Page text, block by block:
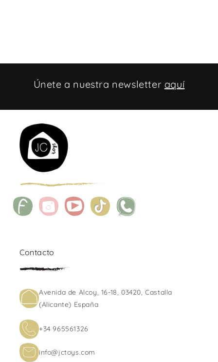
Únete a nuestra newsletter aquí
FacebookInstagramYouTubeTikTok WhatsApp
Contacto
Avenida de Alcoy, 16-18, 03420, Castalla
(Alicante) España
+34 965561326
info@jctoys.com